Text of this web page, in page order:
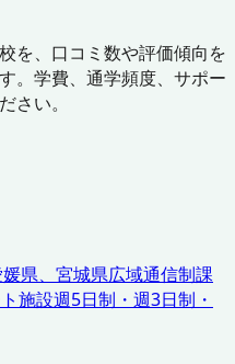
を、口コミ数や評価傾向を
。学費、通学頻度、サポー
さい。
県、宮城県広域通信制課
施設週5日制・週3日制・